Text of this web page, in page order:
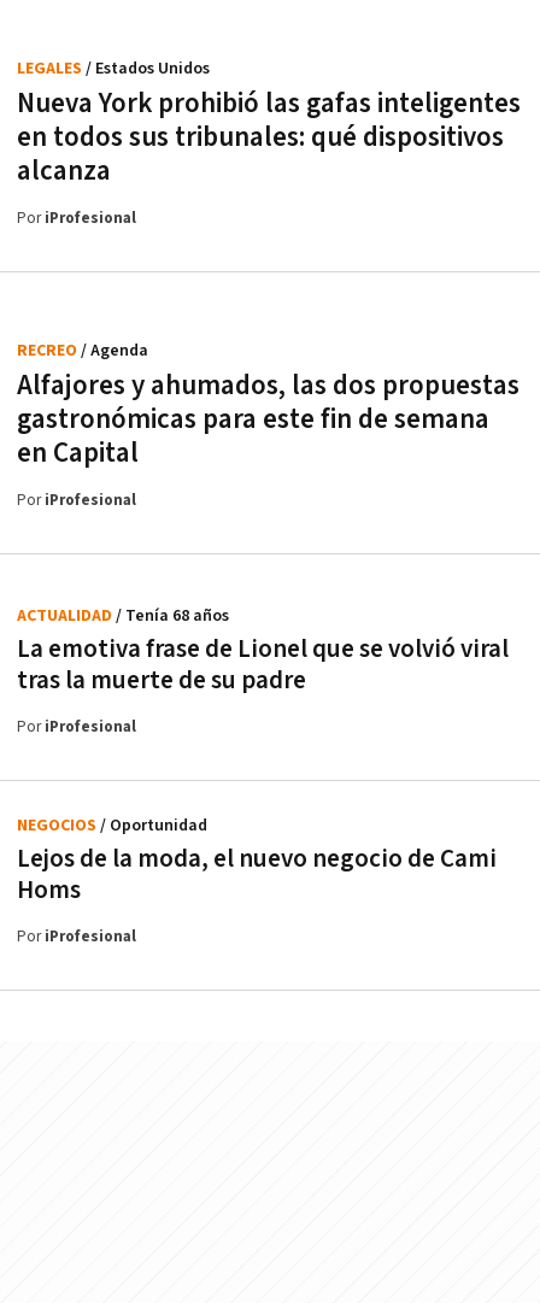
Nueva York prohibió las gafas inteligentes
en todos sus tribunales: qué dispositivos
alcanza
LEGALES / Estados Unidos
PoriProfesional
Alfajores y ahumados, las dos propuestas
gastronómicas para este fin de semana
en Capital
RECREO / Agenda
PoriProfesional
La emotiva frase de Lionel que se volvió viral
tras la muerte de su padre
ACTUALIDAD / Tenía 68 años
PoriProfesional
Lejos de la moda, el nuevo negocio de Cami
Homs
NEGOCIOS / Oportunidad
PoriProfesional